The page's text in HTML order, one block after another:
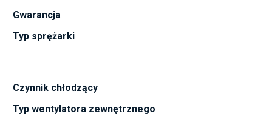
Gwarancja
Typ sprężarki
Czynnik chłodzący
Typ wentylatora zewnętrznego